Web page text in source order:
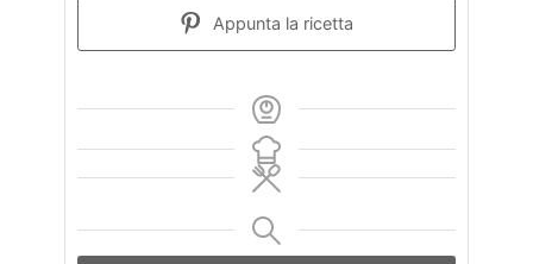
Appunta la ricetta